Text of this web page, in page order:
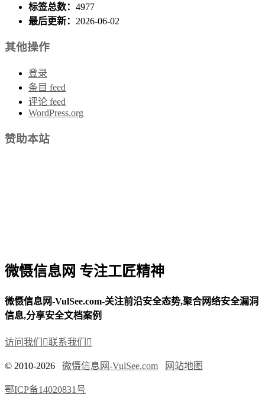
标签总数： 4977
最后更新： 2026-06-02
其他操作
登录
条目 feed
评论 feed
WordPress.org
赞助本站
微慑信息网 专注工匠精神
微慑信息网-VulSee.com-关注前沿安全态势,聚合网络安全漏洞
信息,分享安全文档案例
访问我们 联系我们 
© 2010-2026 微慑信息网-VulSee.com 网站地图
鄂ICP备14020831号